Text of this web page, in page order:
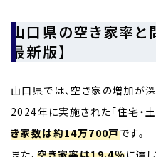
山口県の空き家率
最新版】
山口県では、空き家の増加が
2024年に実施された「住宅・
き家数は約14万700戸です。